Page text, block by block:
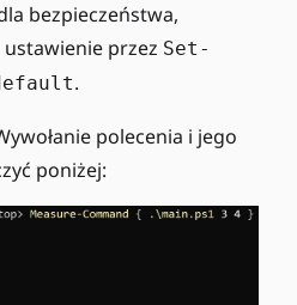
bezpieczeństwa,
przez Set-
.
polecenia i jego
poniżej: